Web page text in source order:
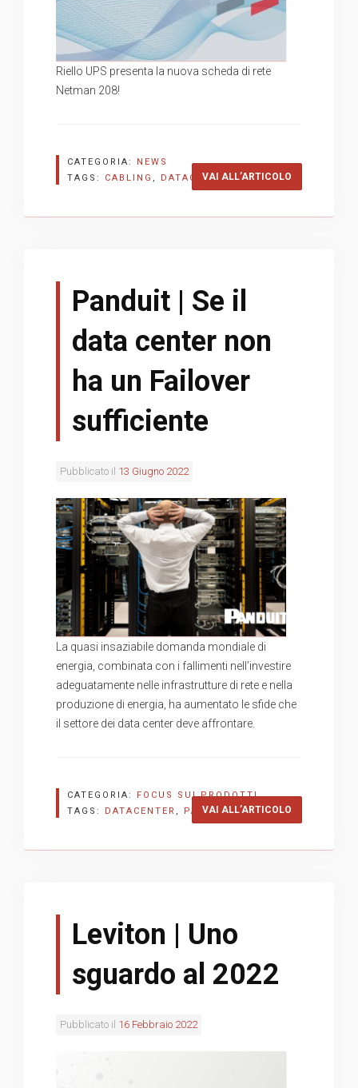
Riello UPS presenta la nuova scheda di rete
Netman 208!
VAI ALL’ARTICOLO
CATEGORIA: NEWS
TAGS: CABLING , DATACENTER,RIELLO
Panduit | Se il
data center non
ha un Failover
sufficiente
Pubblicato il 13 Giugno 2022
La quasi insaziabile domanda mondiale di
energia, combinata con i fallimenti nell’investire
adeguatamente nelle infrastrutture di rete e nella
produzione di energia, ha aumentato le sfide che
il settore dei data center deve affrontare.
VAI ALL’ARTICOLO
CATEGORIA: FOCUS SUI PRODOTTI
TAGS: DATACENTER PANDUIT,UPS
Leviton | Uno
sguardo al 2022
Pubblicato il 16 Febbraio 2022